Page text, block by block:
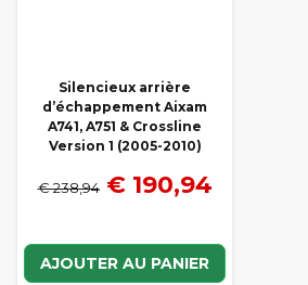
Silencieux arrière
d’échappement Aixam
A741, A751 & Crossline
Version 1 (2005-2010)
€ 238,94 € 190,94
AJOUTER AU PANIER